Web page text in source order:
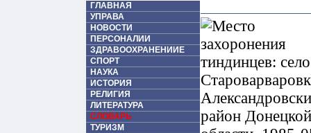
ГЛАВНАЯ
УПРАВА
НОВОСТИ
ПЕРСОНАЛИИ
ЗДРАВООХРАНЕНИИЕ
СПОРТ
НАУКА
ИСТОРИЯ
РЕЛИГИЯ
ЛИТЕРАТУРА
СЛОВАРЬ
ТУРИЗМ